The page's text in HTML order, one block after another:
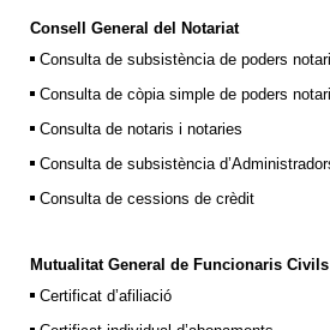
Consell General del Notariat
Consulta de subsistència de poders
Consulta de còpia simple de poders
Consulta de notaris i notaries
Consulta de subsistència
Consulta de cessions de crèdit
Mutualitat General de Funcionaris Civils
Certificat d’afiliació